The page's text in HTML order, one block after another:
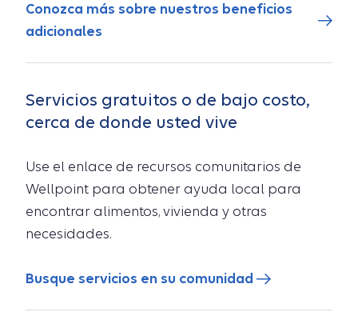
Conozca más sobre nuestros beneficios
adicionales
Servicios gratuitos o de bajo costo,
cerca de donde usted vive
Use el enlace de recursos comunitarios de
Wellpoint para obtener ayuda local para
encontrar alimentos, vivienda y otras
necesidades.
Busque servicios en su comunidad